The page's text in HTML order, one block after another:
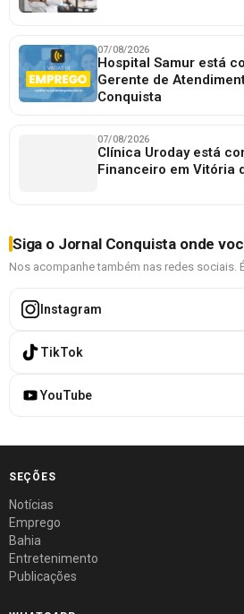
07/08/2026
Hospital Samur está
Gerente de
Conquista
07/08/2026
Clínica Uroday está
Financeiro em Vitória
Siga o Jornal Conquista onde
Nos acompanhe também nas redes sociais.
Instagram
TikTok
YouTube
SEÇÕES
Notícias
Emprego
Bahia
Entretenimento
Publicações